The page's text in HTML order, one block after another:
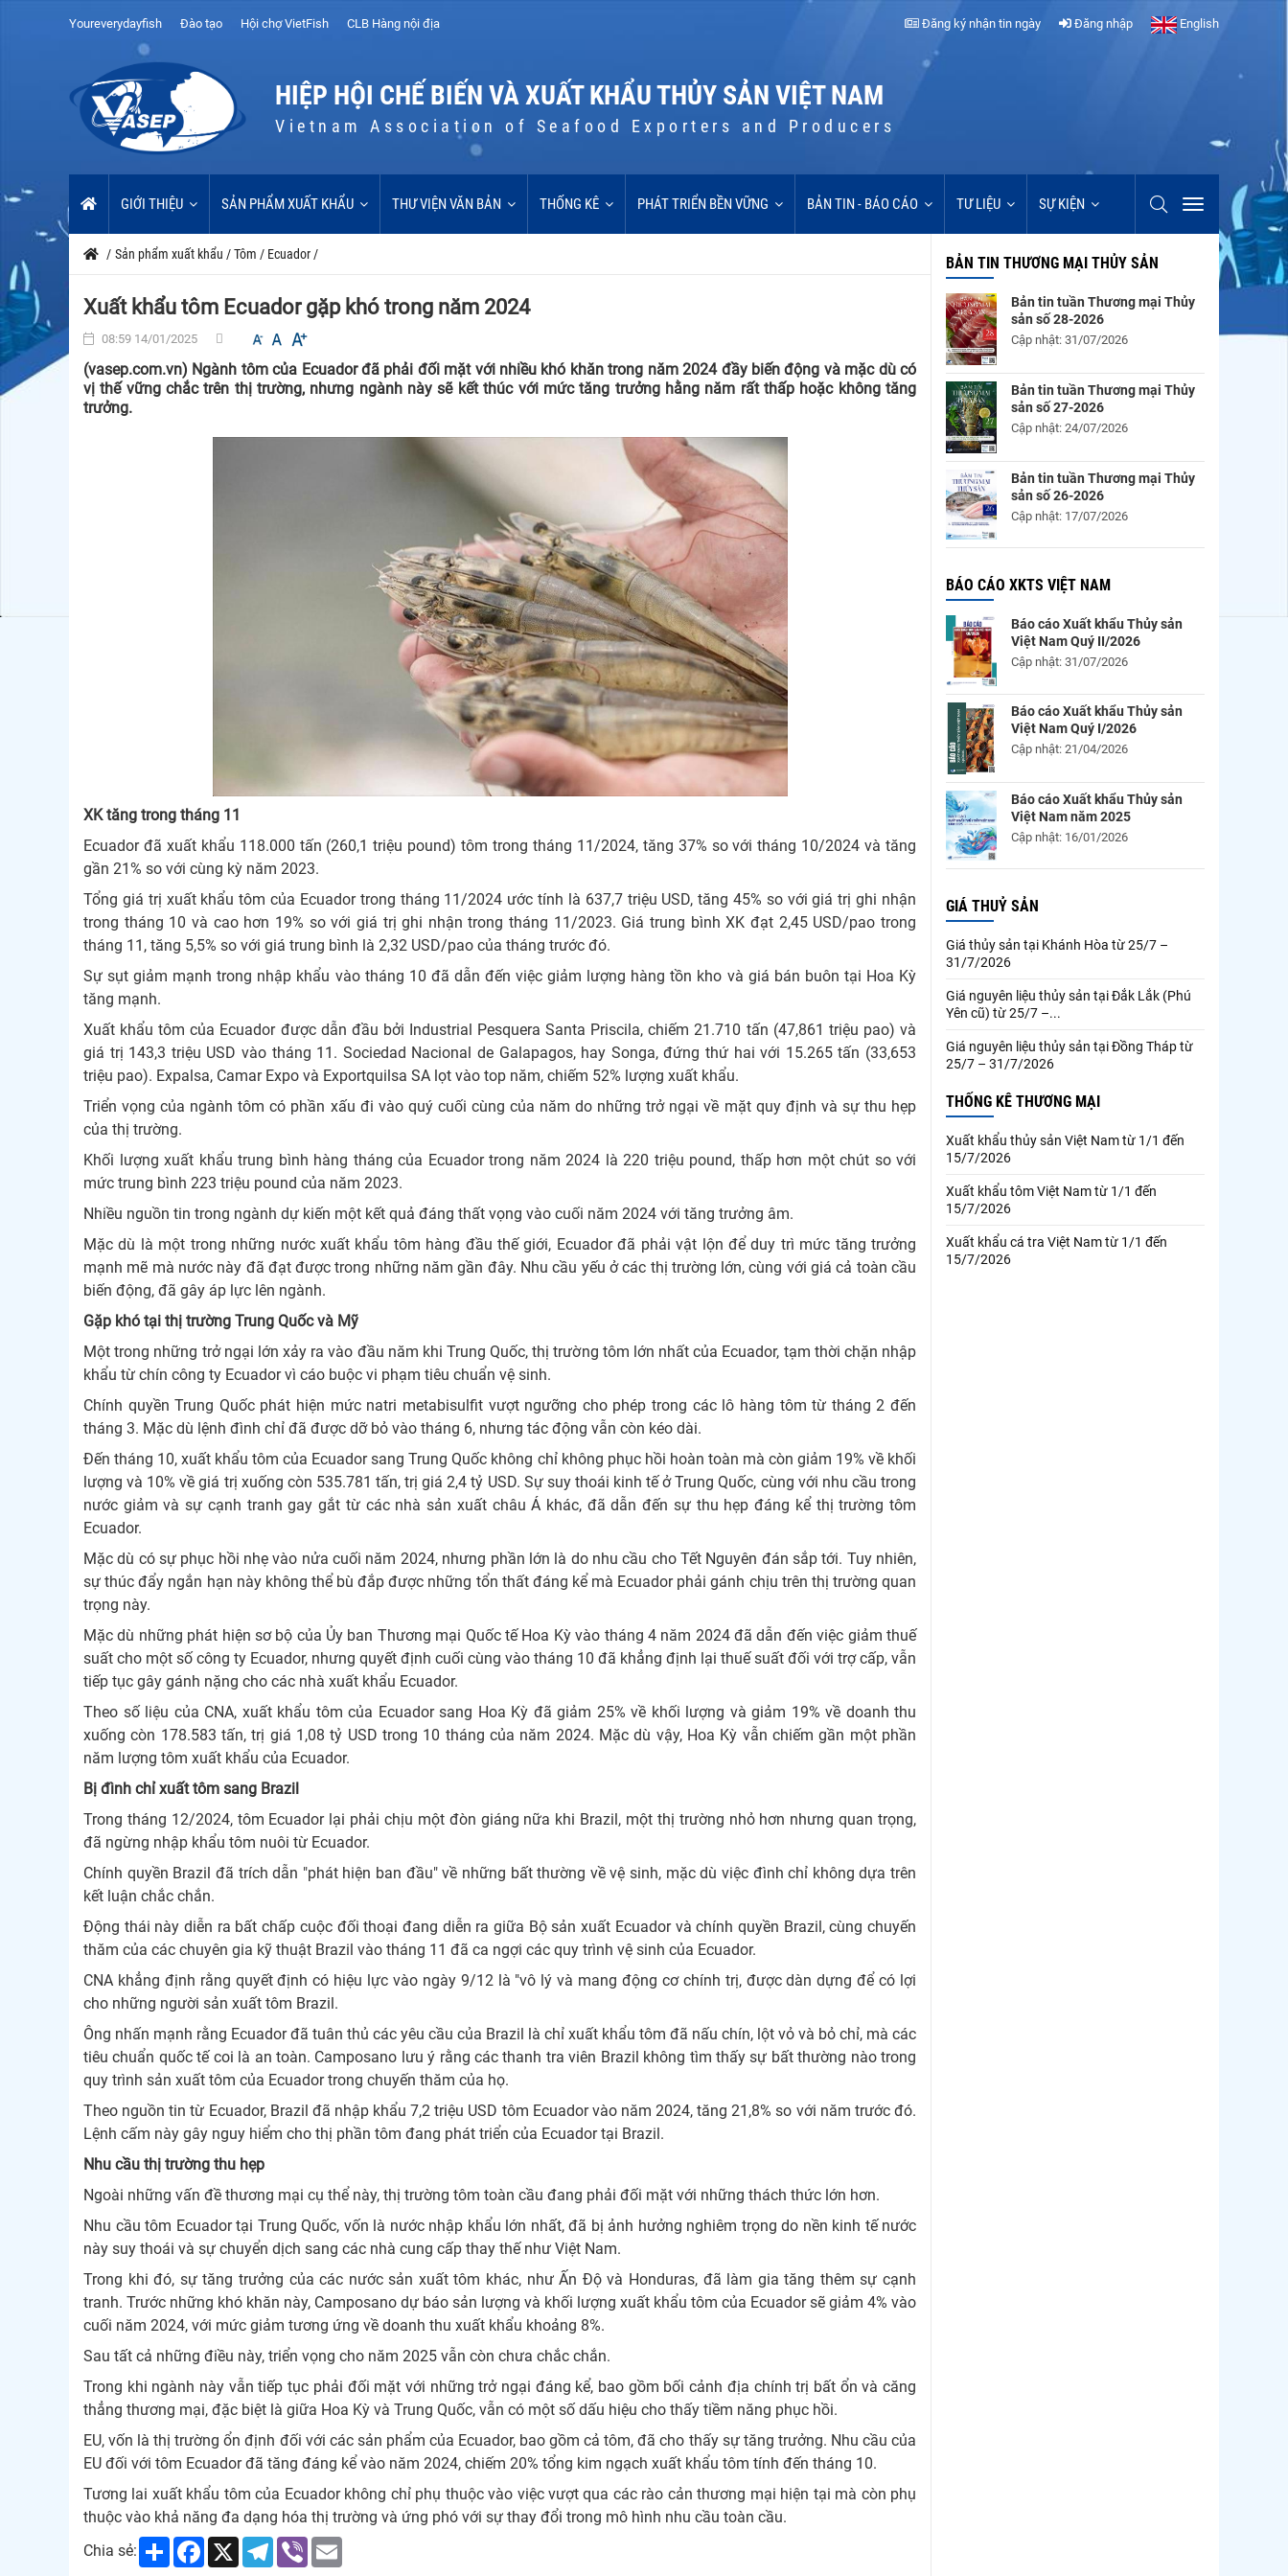
Youreverydayfish Đào tạo Hội chợ VietFish CLB Hàng nội địa Đăng ký nhận tin ngày Đăng nhập English
HIỆP HỘI CHẾ BIẾN VÀ XUẤT KHẨU THỦY SẢN VIỆT NAM
Vietnam Association of Seafood Exporters and Producers
GIỚI THIỆU SẢN PHẨM XUẤT KHẨU THƯ VIỆN VĂN BẢN THỐNG KÊ PHÁT TRIỂN BỀN VỮNG BẢN TIN - BÁO CÁO TƯ LIỆU SỰ KIỆN
/ Sản phẩm xuất khẩu /Tôm / Ecuador /
Xuất khẩu tôm Ecuador gặp khó trong năm 2024
08:59 14/01/2025
(vasep.com.vn) Ngành tôm của Ecuador đã phải đối mặt với nhiều khó khăn trong năm 2024 đầy biến động và mặc dù có
vị thế vững chắc trên thị trường, nhưng ngành này sẽ kết thúc với mức tăng trưởng hằng năm rất thấp hoặc không tăng
trưởng.
XK tăng trong tháng 11
Ecuador đã xuất khẩu 118.000 tấn (260,1 triệu pound) tôm trong tháng 11/2024, tăng 37% so với tháng 10/2024 và tăng
gần 21% so với cùng kỳ năm 2023.
Tổng giá trị xuất khẩu tôm của Ecuador trong tháng 11/2024 ước tính là 637,7 triệu USD, tăng 45% so với giá trị ghi nhận
trong tháng 10 và cao hơn 19% so với giá trị ghi nhận trong tháng 11/2023. Giá trung bình XK đạt 2,45 USD/pao trong
tháng 11, tăng 5,5% so với giá trung bình là 2,32 USD/pao của tháng trước đó.
Sự sụt giảm mạnh trong nhập khẩu vào tháng 10 đã dẫn đến việc giảm lượng hàng tồn kho và giá bán buôn tại Hoa Kỳ
tăng mạnh.
Xuất khẩu tôm của Ecuador được dẫn đầu bởi Industrial Pesquera Santa Priscila, chiếm 21.710 tấn (47,861 triệu pao) và
giá trị 143,3 triệu USD vào tháng 11. Sociedad Nacional de Galapagos, hay Songa, đứng thứ hai với 15.265 tấn (33,653
triệu pao). Expalsa, Camar Expo và Exportquilsa SA lọt vào top năm, chiếm 52% lượng xuất khẩu.
Triển vọng của ngành tôm có phần xấu đi vào quý cuối cùng của năm do những trở ngại về mặt quy định và sự thu hẹp
của thị trường.
Khối lượng xuất khẩu trung bình hàng tháng của Ecuador trong năm 2024 là 220 triệu pound, thấp hơn một chút so với
mức trung bình 223 triệu pound của năm 2023.
Nhiều nguồn tin trong ngành dự kiến một kết quả đáng thất vọng vào cuối năm 2024 với tăng trưởng âm.
Mặc dù là một trong những nước xuất khẩu tôm hàng đầu thế giới, Ecuador đã phải vật lộn để duy trì mức tăng trưởng
mạnh mẽ mà nước này đã đạt được trong những năm gần đây. Nhu cầu yếu ở các thị trường lớn, cùng với giá cả toàn cầu
biến động, đã gây áp lực lên ngành.
Gặp khó tại thị trường Trung Quốc và Mỹ
Một trong những trở ngại lớn xảy ra vào đầu năm khi Trung Quốc, thị trường tôm lớn nhất của Ecuador, tạm thời chặn nhập
khẩu từ chín công ty Ecuador vì cáo buộc vi phạm tiêu chuẩn vệ sinh.
Chính quyền Trung Quốc phát hiện mức natri metabisulfit vượt ngưỡng cho phép trong các lô hàng tôm từ tháng 2 đến
tháng 3. Mặc dù lệnh đình chỉ đã được dỡ bỏ vào tháng 6, nhưng tác động vẫn còn kéo dài.
Đến tháng 10, xuất khẩu tôm của Ecuador sang Trung Quốc không chỉ không phục hồi hoàn toàn mà còn giảm 19% về khối
lượng và 10% về giá trị xuống còn 535.781 tấn, trị giá 2,4 tỷ USD. Sự suy thoái kinh tế ở Trung Quốc, cùng với nhu cầu trong
nước giảm và sự cạnh tranh gay gắt từ các nhà sản xuất châu Á khác, đã dẫn đến sự thu hẹp đáng kể thị trường tôm
Ecuador.
Mặc dù có sự phục hồi nhẹ vào nửa cuối năm 2024, nhưng phần lớn là do nhu cầu cho Tết Nguyên đán sắp tới. Tuy nhiên,
sự thúc đẩy ngắn hạn này không thể bù đắp được những tổn thất đáng kể mà Ecuador phải gánh chịu trên thị trường quan
trọng này.
Mặc dù những phát hiện sơ bộ của Ủy ban Thương mại Quốc tế Hoa Kỳ vào tháng 4 năm 2024 đã dẫn đến việc giảm thuế
suất cho một số công ty Ecuador, nhưng quyết định cuối cùng vào tháng 10 đã khẳng định lại thuế suất đối với trợ cấp, vẫn
tiếp tục gây gánh nặng cho các nhà xuất khẩu Ecuador.
Theo số liệu của CNA, xuất khẩu tôm của Ecuador sang Hoa Kỳ đã giảm 25% về khối lượng và giảm 19% về doanh thu
xuống còn 178.583 tấn, trị giá 1,08 tỷ USD trong 10 tháng của năm 2024. Mặc dù vậy, Hoa Kỳ vẫn chiếm gần một phần
năm lượng tôm xuất khẩu của Ecuador.
Bị đình chỉ xuất tôm sang Brazil
Trong tháng 12/2024, tôm Ecuador lại phải chịu một đòn giáng nữa khi Brazil, một thị trường nhỏ hơn nhưng quan trọng,
đã ngừng nhập khẩu tôm nuôi từ Ecuador.
Chính quyền Brazil đã trích dẫn "phát hiện ban đầu" về những bất thường về vệ sinh, mặc dù việc đình chỉ không dựa trên
kết luận chắc chắn.
Động thái này diễn ra bất chấp cuộc đối thoại đang diễn ra giữa Bộ sản xuất Ecuador và chính quyền Brazil, cùng chuyến
thăm của các chuyên gia kỹ thuật Brazil vào tháng 11 đã ca ngợi các quy trình vệ sinh của Ecuador.
CNA khẳng định rằng quyết định có hiệu lực vào ngày 9/12 là "vô lý và mang động cơ chính trị, được dàn dựng để có lợi
cho những người sản xuất tôm Brazil.
Ông nhấn mạnh rằng Ecuador đã tuân thủ các yêu cầu của Brazil là chỉ xuất khẩu tôm đã nấu chín, lột vỏ và bỏ chỉ, mà các
tiêu chuẩn quốc tế coi là an toàn. Camposano lưu ý rằng các thanh tra viên Brazil không tìm thấy sự bất thường nào trong
quy trình sản xuất tôm của Ecuador trong chuyến thăm của họ.
Theo nguồn tin từ Ecuador, Brazil đã nhập khẩu 7,2 triệu USD tôm Ecuador vào năm 2024, tăng 21,8% so với năm trước đó.
Lệnh cấm này gây nguy hiểm cho thị phần tôm đang phát triển của Ecuador tại Brazil.
Nhu cầu thị trường thu hẹp
Ngoài những vấn đề thương mại cụ thể này, thị trường tôm toàn cầu đang phải đối mặt với những thách thức lớn hơn.
Nhu cầu tôm Ecuador tại Trung Quốc, vốn là nước nhập khẩu lớn nhất, đã bị ảnh hưởng nghiêm trọng do nền kinh tế nước
này suy thoái và sự chuyển dịch sang các nhà cung cấp thay thế như Việt Nam.
Trong khi đó, sự tăng trưởng của các nước sản xuất tôm khác, như Ấn Độ và Honduras, đã làm gia tăng thêm sự cạnh
tranh. Trước những khó khăn này, Camposano dự báo sản lượng và khối lượng xuất khẩu tôm của Ecuador sẽ giảm 4% vào
cuối năm 2024, với mức giảm tương ứng về doanh thu xuất khẩu khoảng 8%.
Sau tất cả những điều này, triển vọng cho năm 2025 vẫn còn chưa chắc chắn.
Trong khi ngành này vẫn tiếp tục phải đối mặt với những trở ngại đáng kể, bao gồm bối cảnh địa chính trị bất ổn và căng
thẳng thương mại, đặc biệt là giữa Hoa Kỳ và Trung Quốc, vẫn có một số dấu hiệu cho thấy tiềm năng phục hồi.
EU, vốn là thị trường ổn định đối với các sản phẩm của Ecuador, bao gồm cả tôm, đã cho thấy sự tăng trưởng. Nhu cầu của
EU đối với tôm Ecuador đã tăng đáng kể vào năm 2024, chiếm 20% tổng kim ngạch xuất khẩu tôm tính đến tháng 10.
Tương lai xuất khẩu tôm của Ecuador không chỉ phụ thuộc vào việc vượt qua các rào cản thương mại hiện tại mà còn phụ
thuộc vào khả năng đa dạng hóa thị trường và ứng phó với sự thay đổi trong mô hình nhu cầu toàn cầu.
Chia sẻ:
Share Facebook
X Telegram
Viber
BẢN TIN THƯƠNG MẠI THỦY SẢN
Bản tin tuần Thương mại Thủy
sản số 28-2026
Cập nhật: 31/07/2026
Bản tin tuần Thương mại Thủy
sản số 27-2026
Cập nhật: 24/07/2026
Bản tin tuần Thương mại Thủy
sản số 26-2026
Cập nhật: 17/07/2026
BÁO CÁO XKTS VIỆT NAM
Báo cáo Xuất khẩu Thủy sản
Việt Nam Quý II/2026
Cập nhật: 31/07/2026
Báo cáo Xuất khẩu Thủy sản
Việt Nam Quý I/2026
Cập nhật: 21/04/2026
Báo cáo Xuất khẩu Thủy sản
Việt Nam năm 2025
Cập nhật: 16/01/2026
GIÁ THUỶ SẢN
Giá thủy sản tại Khánh Hòa từ 25/7 –
31/7/2026
Giá nguyên liệu thủy sản tại Đắk Lắk (Phú
Yên cũ) từ 25/7 –...
Giá nguyên liệu thủy sản tại Đồng Tháp từ
25/7 – 31/7/2026
THỐNG KÊ THƯƠNG MẠI
Xuất khẩu thủy sản Việt Nam từ 1/1 đến
15/7/2026
Xuất khẩu tôm Việt Nam từ 1/1 đến
15/7/2026
Xuất khẩu cá tra Việt Nam từ 1/1 đến
15/7/2026